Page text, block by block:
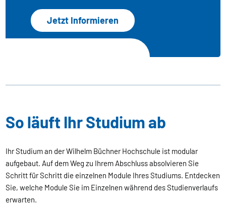
Jetzt Informieren
So läuft Ihr Studium ab
Ihr Studium an der Wilhelm Büchner Hochschule ist modular
aufgebaut. Auf dem Weg zu Ihrem Abschluss absolvieren Sie
Schritt für Schritt die einzelnen Module Ihres Studiums. Entdecken
Sie, welche Module Sie im Einzelnen während des Studienverlaufs
erwarten.